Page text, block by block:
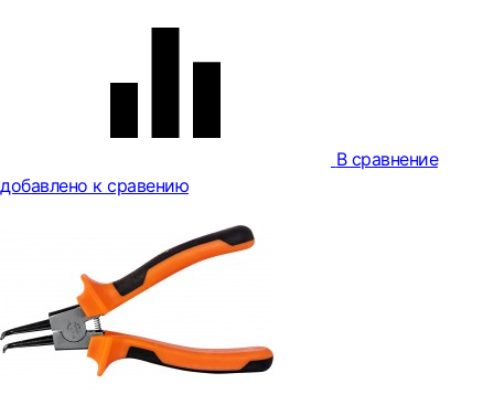
В сравнение
добавлено к сравению